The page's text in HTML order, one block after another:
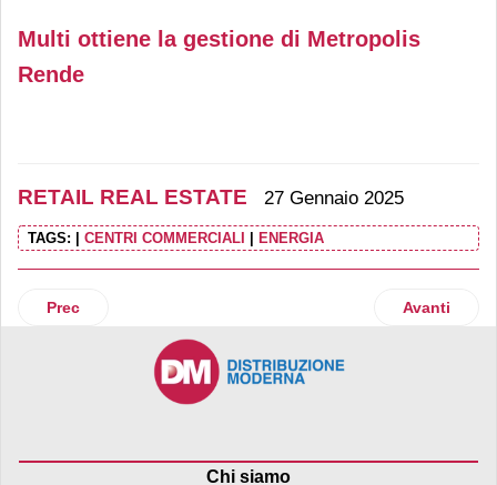
Multi ottiene la gestione di Metropolis
Rende
RETAIL REAL ESTATE 27 Gennaio 2025
TAGS: CENTRI COMMERCIALI ENERGIA
Articolo precedente: Kering aa multinazionale del lusso
Prec Articolo
Avanti
Chi siamo